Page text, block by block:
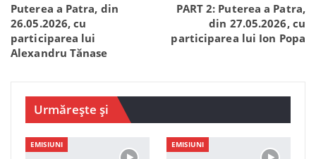
Puterea a Patra, din
26.05.2026, cu
participarea lui
Alexandru Tănase
PART 2: Puterea a Patra,
din 27.05.2026, cu
participarea lui Ion Popa
Urmărește și
EMISIUNI EMISIUNI